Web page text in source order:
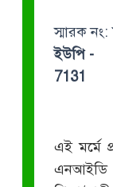
স্মারক নং:
ইউপি -
7131
এই মর্মে
এনআইডি